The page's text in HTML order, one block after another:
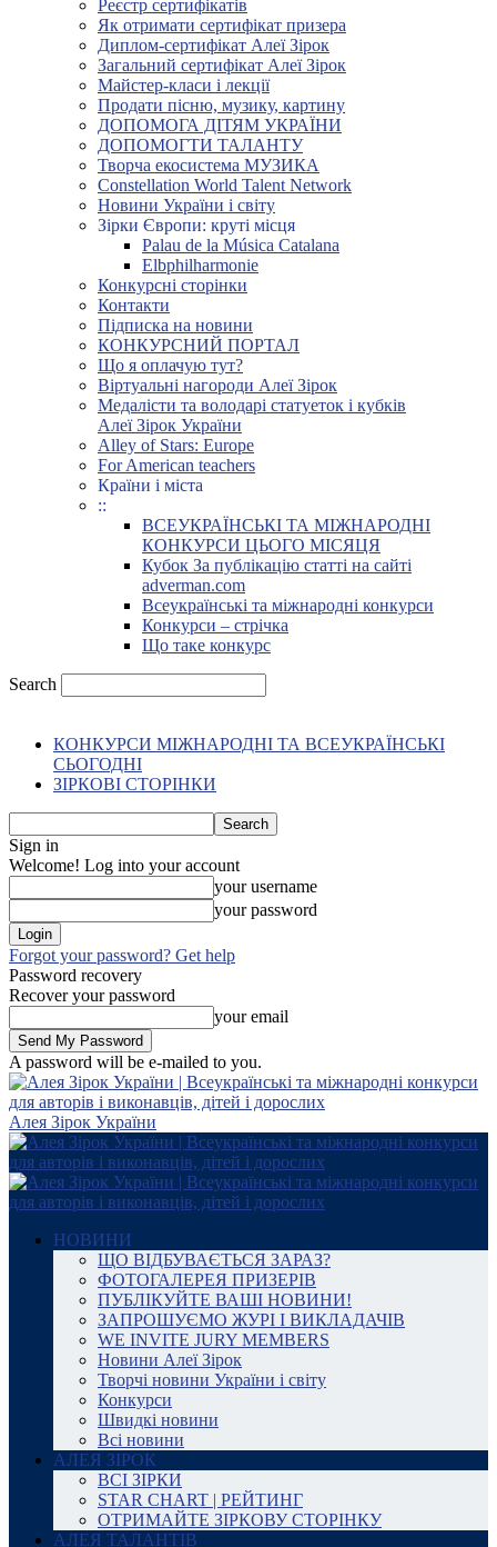
Реєстр сертифікатів
Як отримати сертифікат призера
Диплом-сертифікат Алеї Зірок
Загальний сертифікат Алеї Зірок
Майстер-класи і лекції
Продати пісню, музику, картину
ДОПОМОГА ДІТЯМ УКРАЇНИ
ДОПОМОГТИ ТАЛАНТУ
Творча екосистема МУЗИКА
Constellation World Talent Network
Новини України і світу
Зірки Європи: круті місця
Palau de la Música Catalana
Elbphilharmonie
Конкурсні сторінки
Контакти
Підписка на новини
КОНКУРСНИЙ ПОРТАЛ
Що я оплачую тут?
Віртуальні нагороди Алеї Зірок
Медалісти та володарі статуеток і кубків
Алеї Зірок України
Alley of Stars: Europe
For American teachers
Країни і міста
::
ВСЕУКРАЇНСЬКІ ТА МІЖНАРОДНІ
КОНКУРСИ ЦЬОГО МІСЯЦЯ
Кубок За публікацію статті на сайті
adverman.com
Всеукраїнські та міжнародні конкурси
Конкурси – стрічка
Що таке конкурс
Search
КОНКУРСИ МІЖНАРОДНІ ТА ВСЕУКРАЇНСЬКІ
СЬОГОДНІ
ЗІРКОВІ СТОРІНКИ
Sign in
Welcome! Log into your account
your username
your password
Forgot your password? Get help
Password recovery
Recover your password
your email
A password will be e-mailed to you.
Алея Зірок України
НОВИНИ
ЩО ВІДБУВАЄТЬСЯ ЗАРАЗ?
ФОТОГАЛЕРЕЯ ПРИЗЕРІВ
ПУБЛІКУЙТЕ ВАШІ НОВИНИ!
ЗАПРОШУЄМО ЖУРІ І ВИКЛАДАЧІВ
WE INVITE JURY MEMBERS
Новини Алеї Зірок
Творчі новини України і світу
Конкурси
Швидкі новини
Всі новини
АЛЕЯ ЗІРОК
ВСІ ЗІРКИ
STAR CHART | РЕЙТИНГ
ОТРИМАЙТЕ ЗІРКОВУ СТОРІНКУ
АЛЕЯ ТАЛАНТІВ